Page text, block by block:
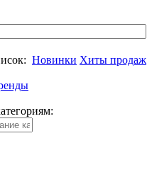
Новинки Хиты продаж